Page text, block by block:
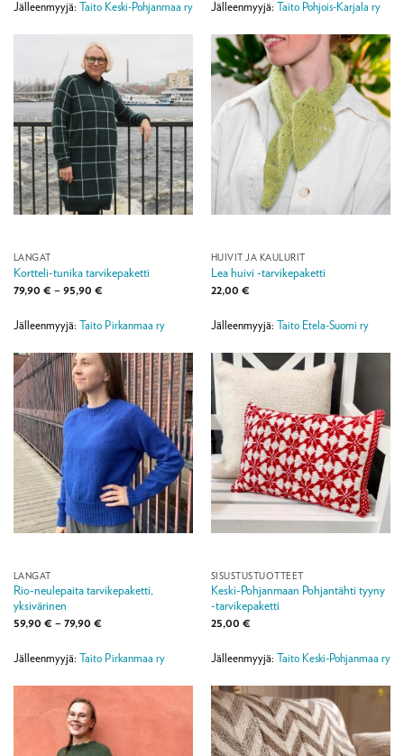
Jälleenmyyjä: Taito Keski-Pohjanmaa ry Jälleenmyyjä: Taito Pohjois-Karjala ry
LANGAT
Kortteli-tunika tarvikepaketti
79,90 € – 95,90 €Hintaluokka:
95,90 €
Jälleenmyyjä: Taito Pirkanmaa ry
HUIVIT JA KAULURIT
Lea huivi -tarvikepaketti
22,00 €
Jälleenmyyjä: Taito Etela-Suomi ry
LANGAT
Rio-neulepaita tarvikepaketti,
yksivärinen
59,90 € – 79,90 €Hintaluokka:
79,90 €
Jälleenmyyjä: Taito Pirkanmaa ry
SISUSTUSTUOTTEET
Keski-Pohjanmaan Pohjantähti tyyny
-tarvikepaketti
25,00 €
Jälleenmyyjä: Taito Keski-Pohjanmaa ry